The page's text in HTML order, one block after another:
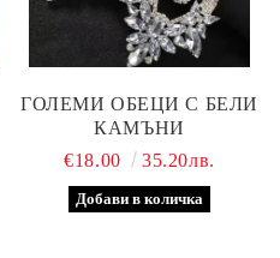
ГОЛЕМИ ОБЕЦИ С БЕЛИ
КАМЪНИ
€18.00
35.20лв.